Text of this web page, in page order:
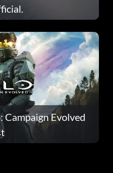
Campaign Evolved